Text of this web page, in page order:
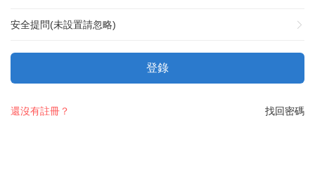
安全提問(未設置請忽略)
登錄
找回密碼
還沒有註冊？